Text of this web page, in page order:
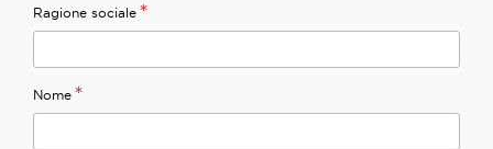
Ragione sociale *
Nome *